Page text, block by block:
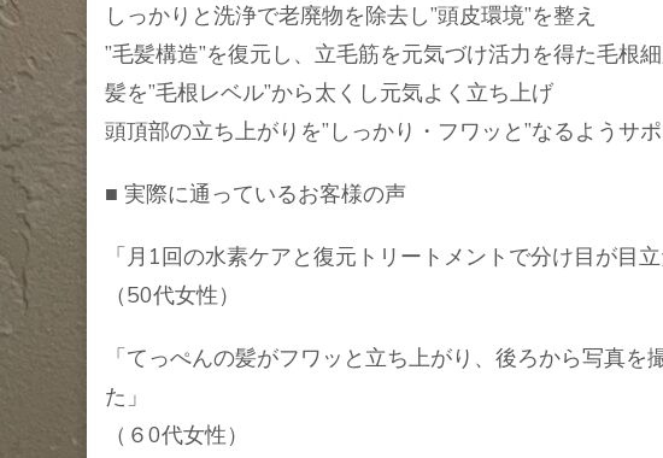
しっかりと洗浄で老廃物を除去し”頭皮環境”を整え
”毛髪構造”を復元し、立毛筋を元気づけ活力を得た毛根
髪を”毛根レベル”から太くし元気よく立ち上げ
頭頂部の立ち上がりを”しっかり・フワッと”なるようサ
■ 実際に通っているお客様の声
「月1回の水素ケアと復元トリートメントで分け目が目
（50代女性）
「てっぺんの髪がフワッと立ち上がり、後ろから写真
た」
（６0代女性）